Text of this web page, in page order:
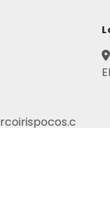
Quanto Custa o
de Poço Artesiano
Profundo Poços
Perfuração de Poços